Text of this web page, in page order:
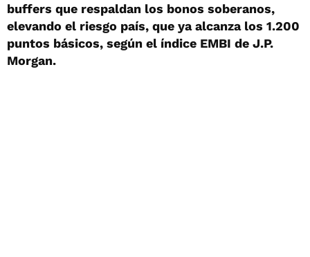
buffers que respaldan los bonos soberanos,
elevando el riesgo país, que ya alcanza los 1.200
puntos básicos, según el índice EMBI de J.P.
Morgan.